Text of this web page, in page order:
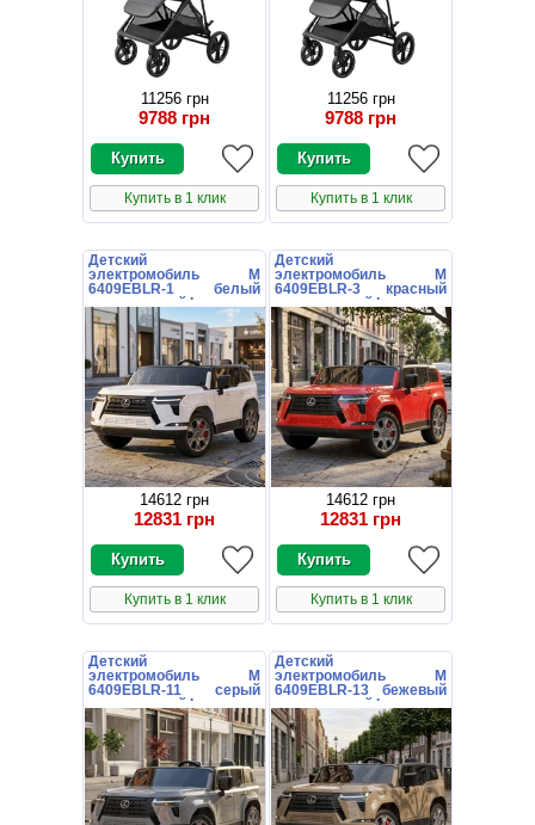
11256 грн
9788 грн
Купить в 1 клик
11256 грн
9788 грн
Купить в 1 клик
Детский
электромобиль M
6409EBLR-1 белый
двухместный Lexus
14612 грн
12831 грн
Купить в 1 клик
Детский
электромобиль M
6409EBLR-3 красный
двухместный Lexus
14612 грн
12831 грн
Купить в 1 клик
Детский
электромобиль M
6409EBLR-11 серый
двухместный Lexus
Детский
электромобиль M
6409EBLR-13 бежевый
двухместный Lexus